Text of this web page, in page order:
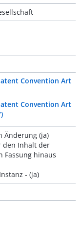
Convention Art
Convention Art
Änderung (ja)
den Inhalt der
Fassung hinaus
- (ja)